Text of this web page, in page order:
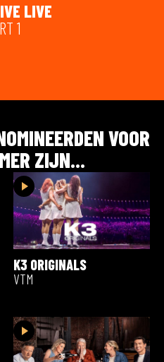
LIVE
1
VOOR
ZIJN...
K3 ORIGINALS
VTM